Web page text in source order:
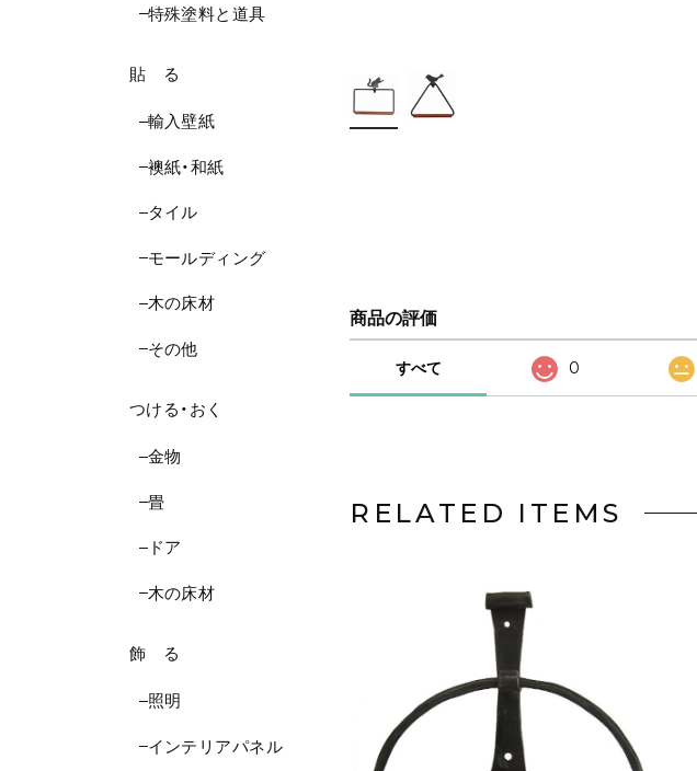
特殊塗料と道具
貼 る
輸入壁紙
襖紙・和紙
タイル
モールディング
木の床材
その他
つける・おく
金物
畳
ドア
木の床材
飾 る
照明
インテリアパネル
商品の評価
すべて 0
RELATED ITEMS